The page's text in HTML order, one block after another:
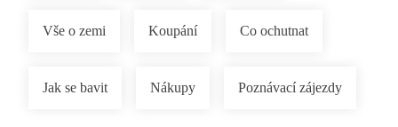
Vše o zemi Koupání Co ochutnat
Jak se bavit Nákupy Poznávací zájezdy